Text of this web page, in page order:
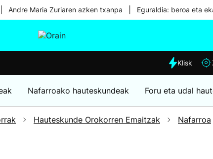
Andre Maria Zuriaren azken txanpa Eguraldia: beroa eta
Eguraldia
Klisk
Nafarroako hauteskundeak Foru eta udal
Hauteskunde Orokorren Emaitzak Nafarroa